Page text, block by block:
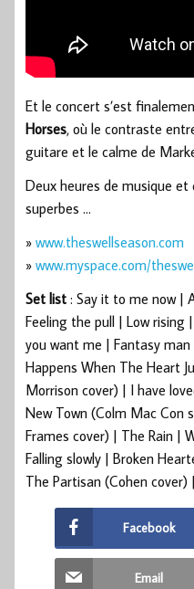
Et le concert s’est
Horses, où le contraste
guitare et le calme de
Deux heures de musique
superbes …
» www.theswellseason.com
» www.myspace.com/
Set list : Say it to me now |
Feeling the pull | Low
you want me | Fantasy
Happens When The Heart
Morrison cover) | I have
New Town (Colm Mac Con
Frames cover) | The Rain |
Falling slowly | Broken
The Partisan (Cohen cover)
Facebook
Email